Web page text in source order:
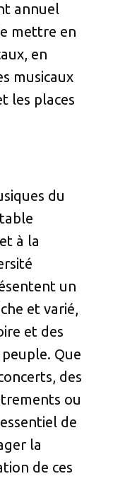
annuel
mettre en
en
musicaux
les places
du
à la
un
et varié,
et des
Que
des
ou
de
la
de ces